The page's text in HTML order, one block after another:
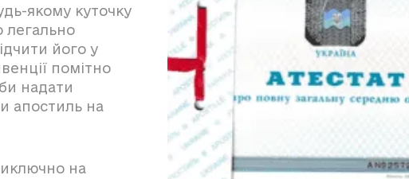
якому куточку
легально
його у
помітно
надати
апостиль на
на